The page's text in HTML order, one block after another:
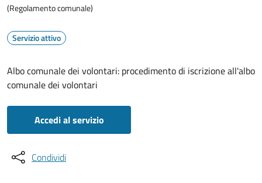
(Regolamento comunale)
Servizio attivo
Albo comunale dei volontari: procedimento di iscrizione all'albo
comunale dei volontari
Accedi al servizio
Condividi